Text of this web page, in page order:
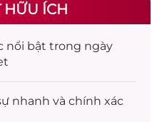
HỮU ÍCH
nổi bật trong ngày
nhanh và chính xác